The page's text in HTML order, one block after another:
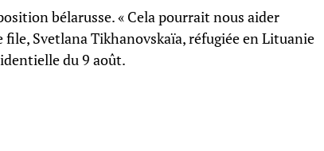
bélarusse. « Cela pourrait nous aider
file, Svetlana Tikhanovskaïa, réfugiée en Lituanie
du 9 août.